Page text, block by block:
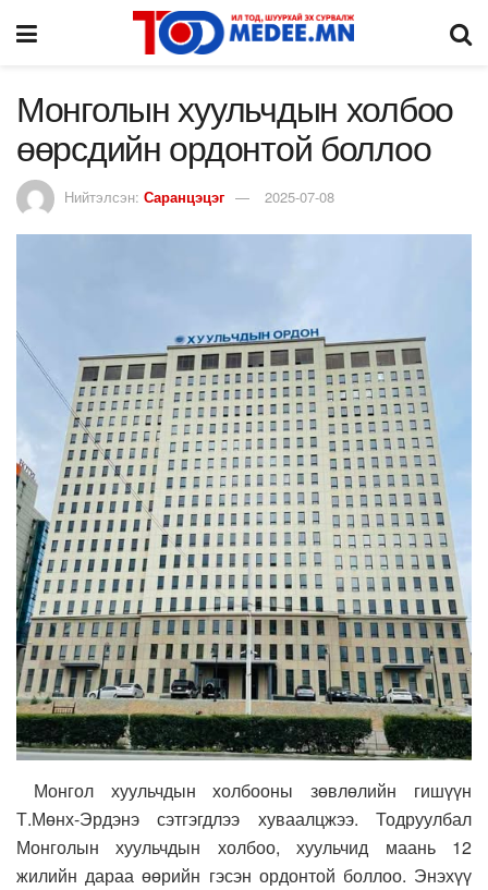
Монголын хуульчдын холбоо
өөрсдийн ордонтой боллоо
Нийтэлсэн: Саранцэцэг 2025-07-08
Монгол хуульчдын холбооны зөвлөлийн гишүүн
Т.Мөнх-Эрдэнэ сэтгэгдлээ хуваалцжээ. Тодруулбал
Монголын хуульчдын холбоо, хуульчид маань 12
жилийн дараа өөрийн гэсэн ордонтой боллоо. Энэхүү